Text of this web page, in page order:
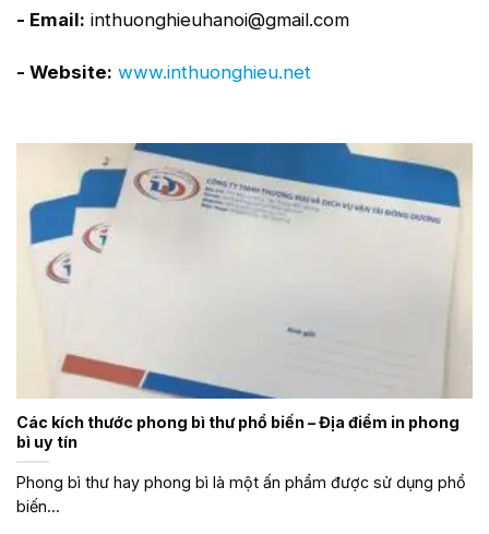
- Email: inthuonghieuhanoi@gmail.com
- Website: www.inthuonghieu.net
Các kích thước phong bì thư phổ biến – Địa điểm in phong
bì uy tín
Phong bì thư hay phong bì là một ấn phẩm được sử dụng phổ
biến...